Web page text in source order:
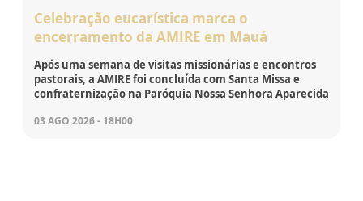
Celebração eucarística marca o
encerramento da AMIRE em Mauá
Após uma semana de visitas missionárias e encontros
pastorais, a AMIRE foi concluída com Santa Missa e
confraternização na Paróquia Nossa Senhora Aparecida
03 AGO 2026 - 18H00